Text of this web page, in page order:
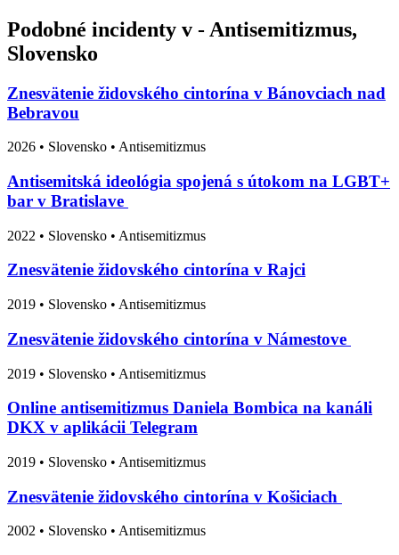
Podobné incidenty v - Antisemitizmus,
Slovensko
Znesvätenie židovského cintorína v Bánovciach nad
Bebravou
2026 • Slovensko • Antisemitizmus
Antisemitská ideológia spojená s útokom na LGBT+
bar v Bratislave
2022 • Slovensko • Antisemitizmus
Znesvätenie židovského cintorína v Rajci
2019 • Slovensko • Antisemitizmus
Znesvätenie židovského cintorína v Námestove
2019 • Slovensko • Antisemitizmus
Online antisemitizmus Daniela Bombica na kanáli
DKX v aplikácii Telegram
2019 • Slovensko • Antisemitizmus
Znesvätenie židovského cintorína v Košiciach
2002 • Slovensko • Antisemitizmus